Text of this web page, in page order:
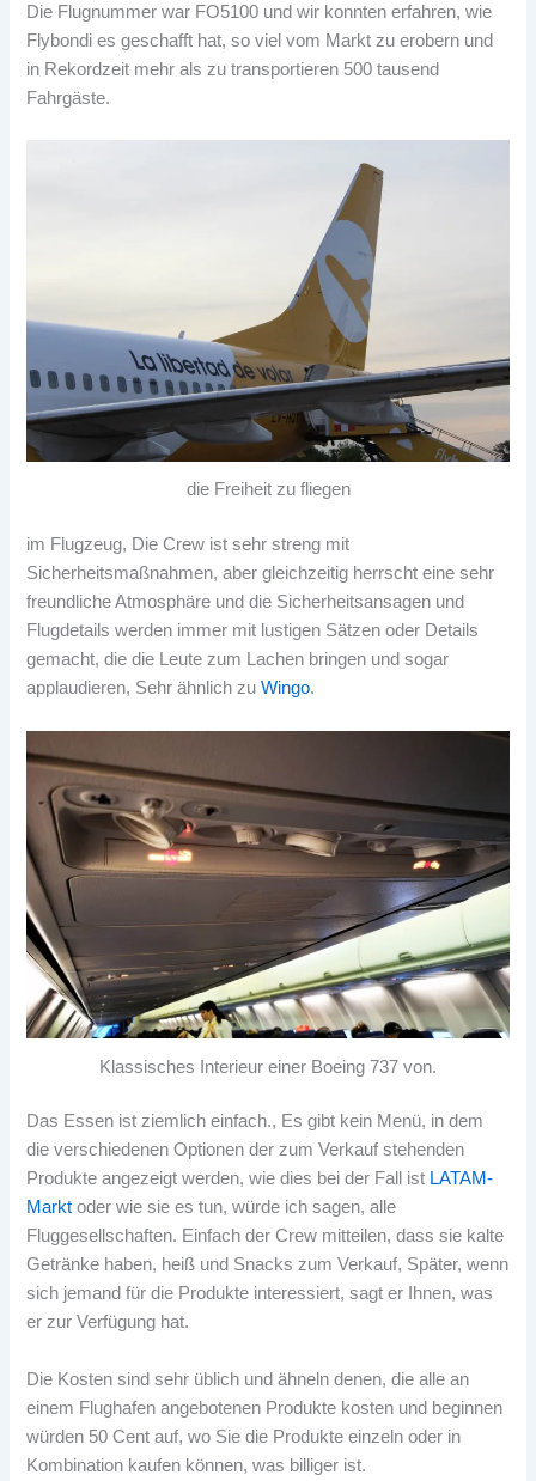
Die Flugnummer war FO5100 und wir konnten erfahren, wie
Flybondi es geschafft hat, so viel vom Markt zu erobern und
in Rekordzeit mehr als zu transportieren 500 tausend
Fahrgäste.
die Freiheit zu fliegen
im Flugzeug, Die Crew ist sehr streng mit
Sicherheitsmaßnahmen, aber gleichzeitig herrscht eine sehr
freundliche Atmosphäre und die Sicherheitsansagen und
Flugdetails werden immer mit lustigen Sätzen oder Details
gemacht, die die Leute zum Lachen bringen und sogar
applaudieren, Sehr ähnlich zuWingo.
Klassisches Interieur einer Boeing 737 von.
Das Essen ist ziemlich einfach., Es gibt kein Menü, in dem
die verschiedenen Optionen der zum Verkauf stehenden
Produkte angezeigt werden, wie dies bei der Fall ist LATAM-
Markt oder wie sie es tun, würde ich sagen, alle
Fluggesellschaften. Einfach der Crew mitteilen, dass sie kalte
Getränke haben, heiß und Snacks zum Verkauf, Später, wenn
sich jemand für die Produkte interessiert, sagt er Ihnen, was
er zur Verfügung hat.
Die Kosten sind sehr üblich und ähneln denen, die alle an
einem Flughafen angebotenen Produkte kosten und beginnen
würden 50 Cent auf, wo Sie die Produkte einzeln oder in
Kombination kaufen können, was billiger ist.